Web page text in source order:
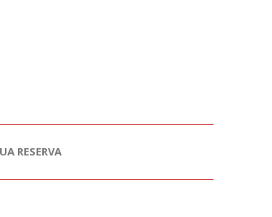
RESERVA